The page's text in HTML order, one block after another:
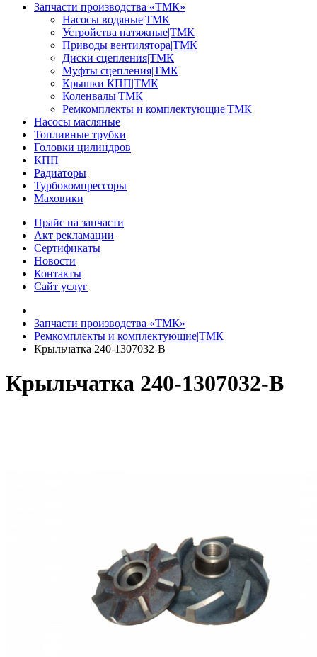
Запчасти производства «ТМК»
Насосы водяные|ТМК
Устройства натяжные|ТМК
Приводы вентилятора|ТМК
Диски сцепления|ТМК
Муфты сцепления|ТМК
Крышки КПП|ТМК
Коленвалы|ТМК
Ремкомплекты и комплектующие|ТМК
Насосы масляные
Топливные трубки
Головки цилиндров
КПП
Радиаторы
Турбокомпрессоры
Маховики
Прайс на запчасти
Акт рекламации
Сертификаты
Новости
Контакты
Сайт услуг
Запчасти производства «ТМК»
Ремкомплекты и комплектующие|ТМК
Крыльчатка 240-1307032-В
Крыльчатка 240-1307032-В